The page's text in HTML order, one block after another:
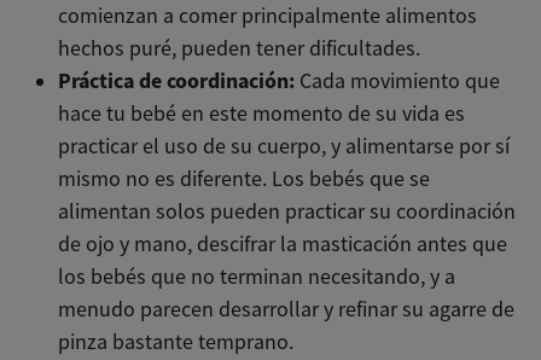
comienzan a comer principalmente alimentos
hechos puré, pueden tener dificultades.
Práctica de coordinación: Cada movimiento que
hace tu bebé en este momento de su vida es
practicar el uso de su cuerpo, y alimentarse por sí
mismo no es diferente. Los bebés que se
alimentan solos pueden practicar su coordinación
de ojo y mano, descifrar la masticación antes que
los bebés que no terminan necesitando, y a
menudo parecen desarrollar y refinar su agarre de
pinza bastante temprano.